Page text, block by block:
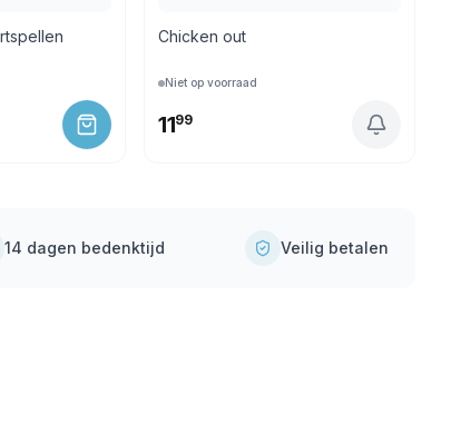
Chicken out
Niet op voorraad
1199
14 dagen bedenktijd Veilig betalen